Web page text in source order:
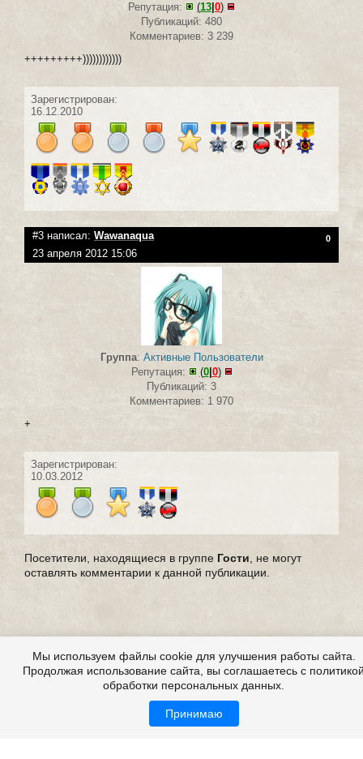
Репутация:
(13 0)
Публикаций: 480
Комментариев: 3 239
+++++++++))))))))))))
Зарегистрирован:
16.12.2010
#3 написал: Wawanaqua 0
23 апреля 2012 15:06
Группа: Активные Пользователи
Репутация:
(0| 0)
Публикаций: 3
Комментариев: 1 970
+
Зарегистрирован:
10.03.2012
Посетители, находящиеся в группе Гости, не могут
оставлять комментарии к данной публикации.
Мы используем файлы cookie для улучшения работы сайта.
Продолжая использование сайта, вы соглашаетесь с
обработки персональных данных.
Принимаю